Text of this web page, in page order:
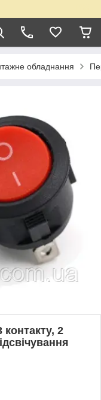
обладнання
2